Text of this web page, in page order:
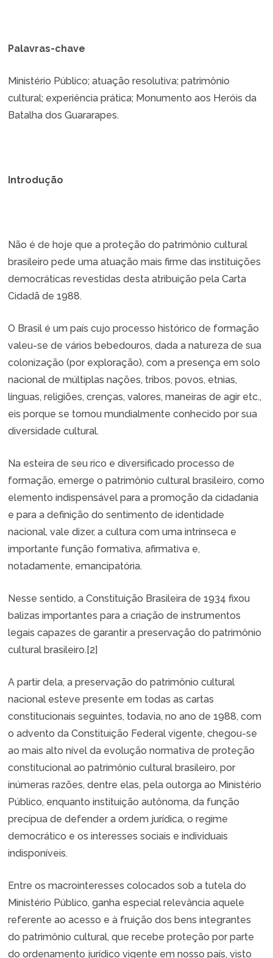
Palavras-chave
Ministério Público; atuação resolutiva; patrimônio
cultural; experiência prática; Monumento aos Heróis da
Batalha dos Guararapes.
Introdução
Não é de hoje que a proteção do patrimônio cultural
brasileiro pede uma atuação mais firme das instituições
democráticas revestidas desta atribuição pela Carta
Cidadã de 1988.
O Brasil é um país cujo processo histórico de formação
valeu-se de vários bebedouros, dada a natureza de sua
colonização (por exploração), com a presença em solo
nacional de múltiplas nações, tribos, povos, etnias,
línguas, religiões, crenças, valores, maneiras de agir etc.,
eis porque se tornou mundialmente conhecido por sua
diversidade cultural.
Na esteira de seu rico e diversificado processo de
formação, emerge o patrimônio cultural brasileiro, como
elemento indispensável para a promoção da cidadania
e para a definição do sentimento de identidade
nacional, vale dizer, a cultura com uma intrínseca e
importante função formativa, afirmativa e,
notadamente, emancipatória.
Nesse sentido, a Constituição Brasileira de 1934 fixou
balizas importantes para a criação de instrumentos
legais capazes de garantir a preservação do patrimônio
cultural brasileiro.[2]
A partir dela, a preservação do patrimônio cultural
nacional esteve presente em todas as cartas
constitucionais seguintes, todavia, no ano de 1988, com
o advento da Constituição Federal vigente, chegou-se
ao mais alto nível da evolução normativa de proteção
constitucional ao patrimônio cultural brasileiro, por
inúmeras razões, dentre elas, pela outorga ao Ministério
Público, enquanto instituição autônoma, da função
precípua de defender a ordem jurídica, o regime
democrático e os interesses sociais e individuais
indisponíveis.
Entre os macrointeresses colocados sob a tutela do
Ministério Público, ganha especial relevância aquele
referente ao acesso e à fruição dos bens integrantes
do patrimônio cultural, que recebe proteção por parte
do ordenamento jurídico vigente em nosso país, visto